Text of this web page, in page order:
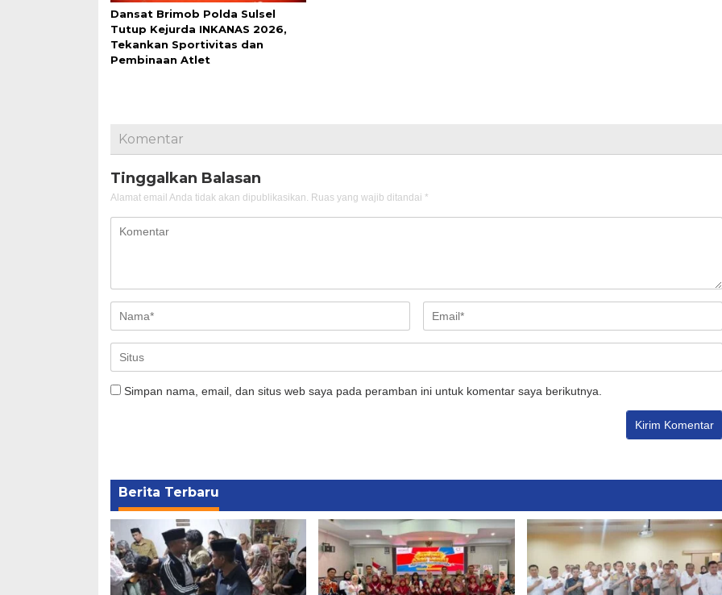
Dansat Brimob Polda Sulsel
Tutup Kejurda INKANAS 2026,
Tekankan Sportivitas dan
Pembinaan Atlet
Komentar
Tinggalkan Balasan
Alamat email Anda tidak akan dipublikasikan. Ruas yang wajib ditandai *
Simpan nama, email, dan situs web saya pada peramban ini untuk komentar saya berikutnya.
Berita Terbaru